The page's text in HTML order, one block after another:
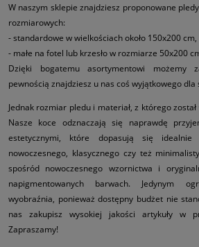
W naszym sklepie znajdziesz proponowane
rozmiarowych:
- standardowe w wielkościach około 150x200 cm,
- małe na fotel lub krzesło w rozmiarze 50x200
Dzięki bogatemu asortymentowi możemy
pewnością znajdziesz u nas coś wyjątkowego dla
Jednak rozmiar pledu i materiał, z którego
Nasze koce odznaczają się naprawdę
estetycznymi, które dopasują się
nowoczesnego, klasycznego czy też
spośród nowoczesnego wzornictwa i
napigmentowanych barwach. Jedynym
wyobraźnia, ponieważ dostępny budżet nie
nas zakupisz wysokiej jakości artykuły w
Zapraszamy!